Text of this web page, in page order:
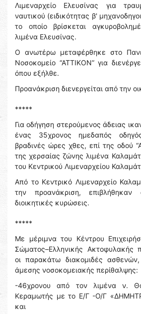
Λιμεναρχείο Ελευσίνας για
ναυτικού (ειδικότητας β'
το οποίο βρίσκεται
λιμένα Ελευσίνας.
Ο ανωτέρω μεταφέρθηκε στο
Νοσοκομείο “ΑΤΤΙΚΟΝ” για
όπου εξήλθε.
Προανάκριση διενεργείται από την
*****
Για οδήγηση στερούμενος άδειας
ένας 35χρονος ημεδαπός
βραδινές ώρες χθες, επί της οδού
της χερσαίας ζώνης λιμένα
του Κεντρικού Λιμεναρχείου
Από το Κεντρικό Λιμεναρχείο
την προανάκριση, επιβλήθηκαν
διοικητικές κυρώσεις.
*****
Με μέριμνα του Κέντρου
Σώματος–Ελληνικής Ακτοφυλακής
οι παρακάτω διακομιδές ασθενών,
άμεσης νοσοκομειακής περίθαλψης:
-46χρονου από τον λιμένα ν.
Κεραμωτής με το Ε/Γ -Ο/Γ
και